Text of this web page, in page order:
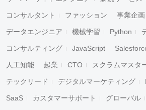
コンサルタント ファッション 事業企画
データエンジニア 機械学習 Python
コンサルティング JavaScript
人工知能 起業 CTO スクラムマスタ
テックリード デジタルマーケティング
SaaS カスタマーサポート グローバル